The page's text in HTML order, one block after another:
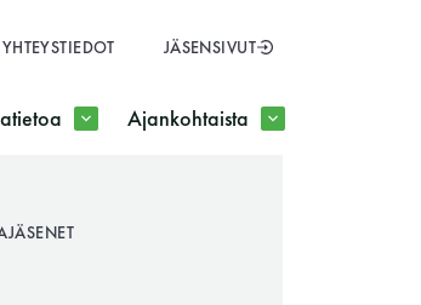
SULJE
YHTEYSTIEDOT JÄSENSIVUT
Ajankohtaista